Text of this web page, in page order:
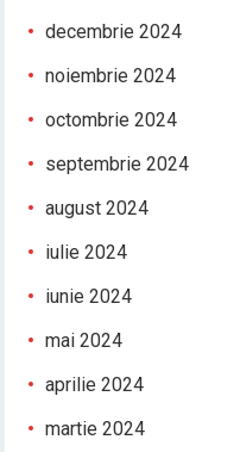
decembrie 2024
noiembrie 2024
octombrie 2024
septembrie 2024
august 2024
iulie 2024
iunie 2024
mai 2024
aprilie 2024
martie 2024